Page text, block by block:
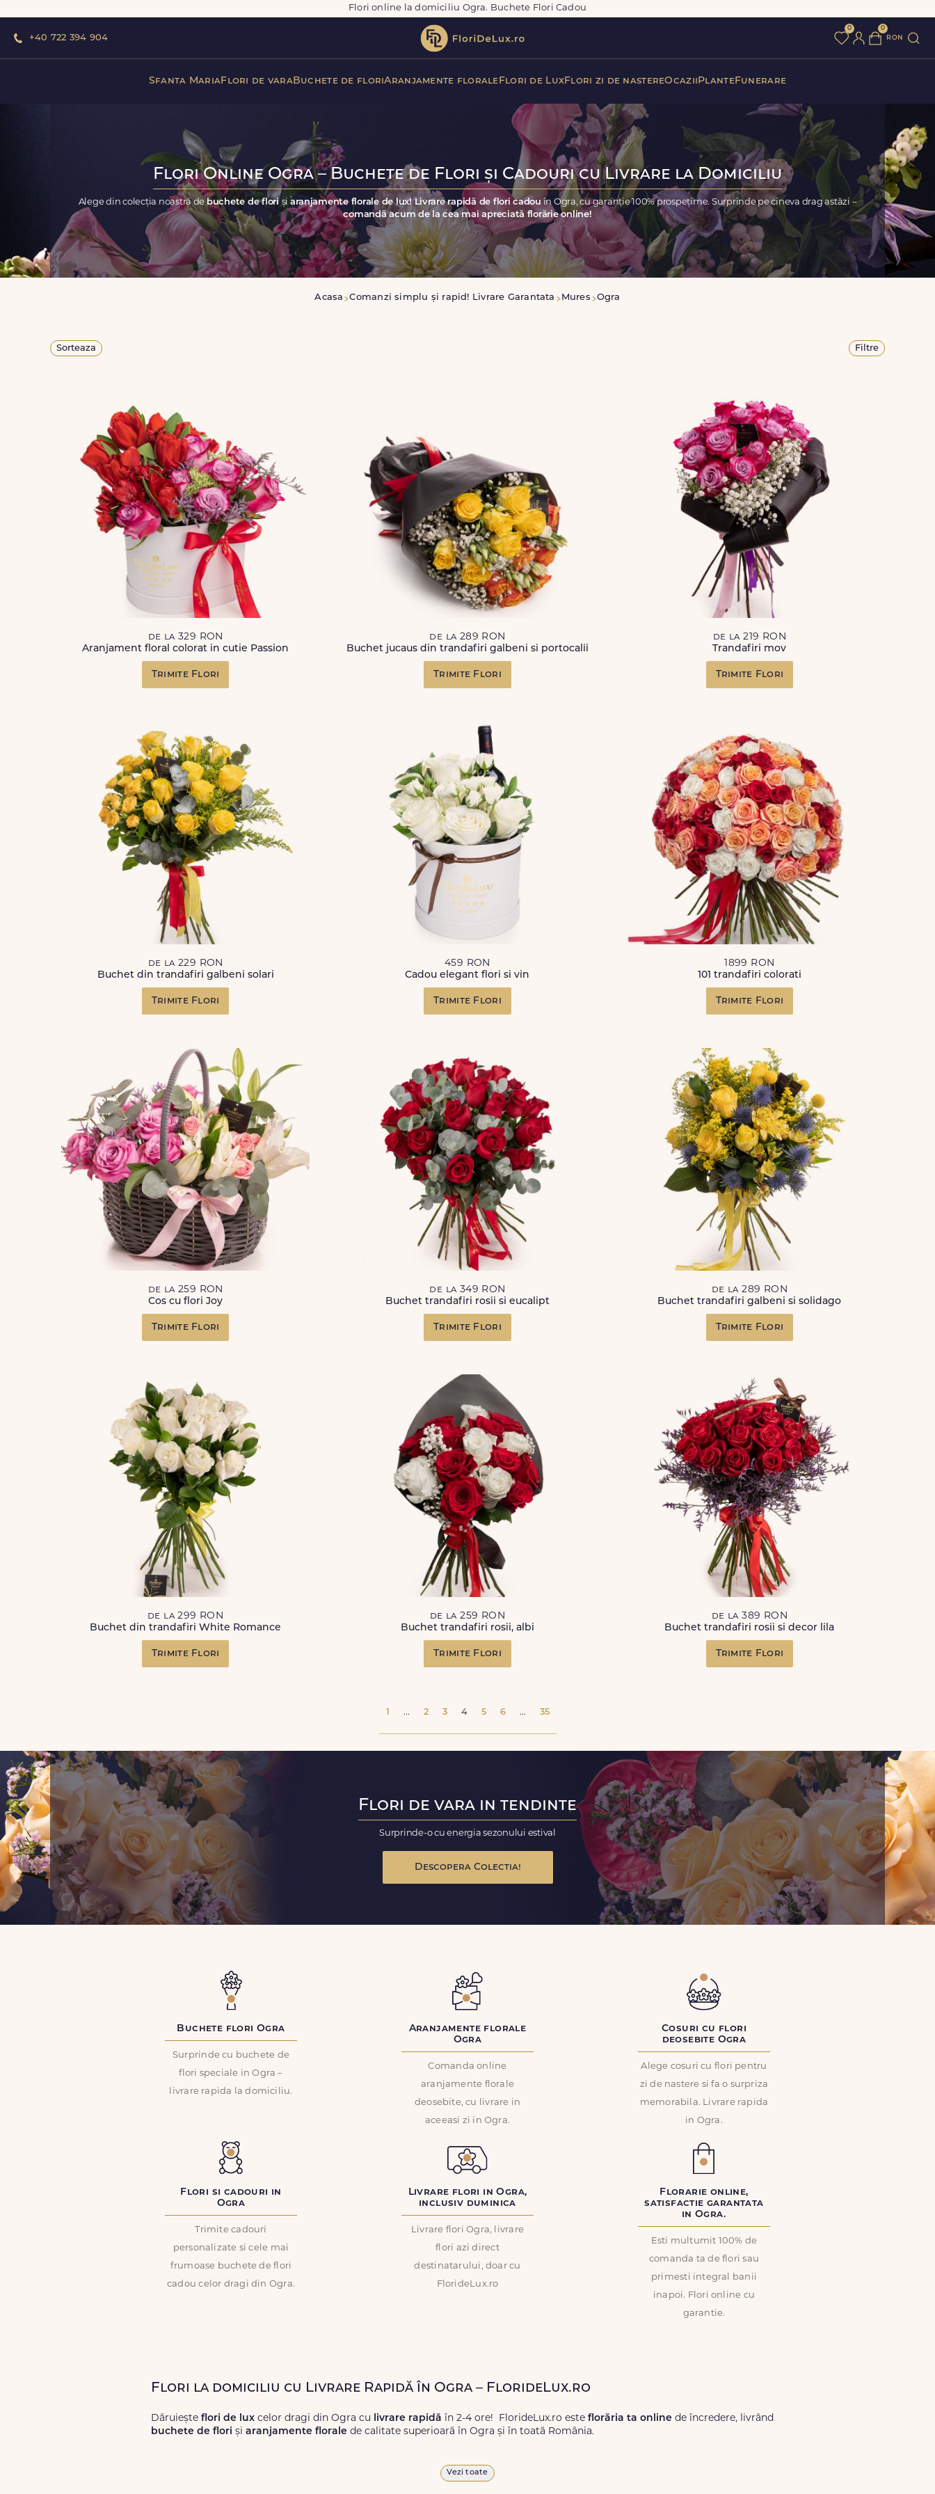
Flori online la domiciliu Ogra. Buchete Flori Cadou
+40 722 394 904
0 0
ron
Sfanta MariaFlori de varaBuchete de floriAranjamente florale Flori de LuxFlori zi de nastereOcazii PlanteFunerare
Flori Online Ogra – Buchete de Flori și Cadouri cu Livrare la Domiciliu
Alege din colecția noastră debuchete de flori și aranjamente florale de lux! Livrare rapidă de flori cadou în Ogra, cu garanție 100% prospețime. Surprinde pe cineva drag astăzi –
comandă acum de la cea mai apreciată florărie online!
Acasa Comanzi simplu și rapid! Livrare Garantata Mures Ogra
Sorteaza Filtre
de la 329 RON
Aranjament floral colorat in cutie Passion
Trimite Flori
de la 289 RON
Buchet jucaus din trandafiri galbeni si portocalii
Trimite Flori
de la 219 RON
Trandafiri mov
Trimite Flori
de la 229 RON
Buchet din trandafiri galbeni solari
Trimite Flori
459 RON
Cadou elegant flori si vin
Trimite Flori
1899 RON
101 trandafiri colorati
Trimite Flori
de la 259 RON
Cos cu flori Joy
Trimite Flori
de la 349 RON
Buchet trandafiri rosii si eucalipt
Trimite Flori
de la 289 RON
Buchet trandafiri galbeni si solidago
Trimite Flori
de la 299 RON
Buchet din trandafiri White Romance
Trimite Flori
de la 259 RON
Buchet trandafiri rosii, albi
Trimite Flori
de la 389 RON
Buchet trandafiri rosii si decor lila
Trimite Flori
1 ... 2 3 4 5 6 ... 35
Flori de vara in tendinte
Surprinde-o cu energia sezonului estival
Descopera Colectia!
Buchete flori Ogra
Surprinde cu buchete de
flori speciale in Ogra –
livrare rapida la domiciliu.
Aranjamente florale
Ogra
Comanda online
aranjamente florale
deosebite, cu livrare in
aceeasi zi in Ogra.
Cosuri cu flori
deosebite Ogra
Alege cosuri cu flori pentru
zi de nastere si fa o surpriza
memorabila. Livrare rapida
in Ogra.
Flori si cadouri in
Ogra
Trimite cadouri
personalizate si cele mai
frumoase buchete de flori
cadou celor dragi din Ogra.
Livrare flori in Ogra,
inclusiv duminica
Livrare flori Ogra, livrare
flori azi direct
destinatarului, doar cu
FlorideLux.ro
Florarie online,
satisfactie garantata
in Ogra.
Esti multumit 100% de
comanda ta de flori sau
primesti integral banii
inapoi. Flori online cu
garantie.
Flori la domiciliu cu Livrare Rapidă în Ogra – FlorideLux.ro
Dăruiește flori de lux celor dragi din Ogra cu livrare rapidă în 2-4 ore! FlorideLux.ro este florăria ta online de încredere, livrând
buchete de flori și aranjamente florale de calitate superioară în Ogra și în toată România.
Vezi toate